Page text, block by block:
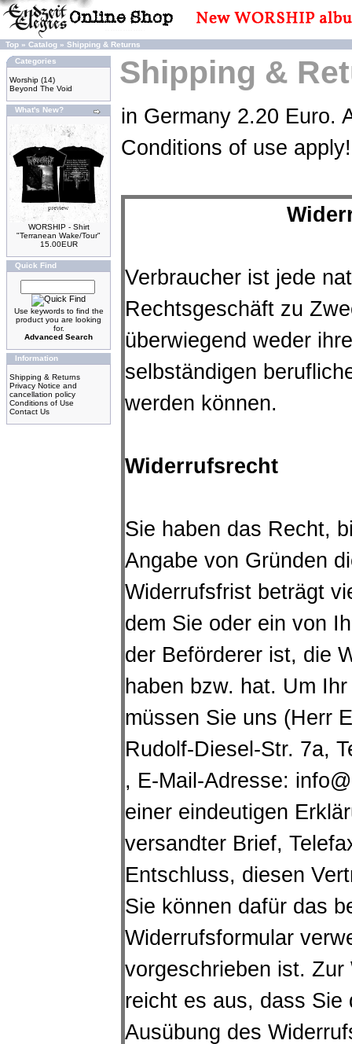
Top » Catalog » Shipping & Returns
Categories
Worship (14)
Beyond The Void
What's New?
WORSHIP - Shirt
"Terranean Wake/Tour"
15.00EUR
Quick Find
Use keywords to find the
product you are looking
for.
Advanced Search
Information
Shipping & Returns
Privacy Notice and
cancellation policy
Conditions of Use
Contact Us
Shipping &
in Germany 2.20 Euro.
Conditions of use apply!
Verbraucher ist jede
Rechtsgeschäft zu
überwiegend weder
selbständigen
werden können.
Widerrufsrecht
Sie haben das Recht,
Angabe von Gründen
Widerrufsfrist beträgt
dem Sie oder ein von
der Beförderer ist, die
haben bzw. hat. Um
müssen Sie uns (Herr
Rudolf-Diesel-Str. 7a,
, E-Mail-Adresse:
einer eindeutigen
versandter Brief,
Entschluss, diesen
Sie können dafür das
Widerrufsformular
vorgeschrieben ist. Zur
reicht es aus, dass Sie
Ausübung des